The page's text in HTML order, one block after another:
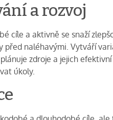
a rozvoj
cíle a aktivně se snaží
před naléhavými. Vytváří
zdroje a jejich
úkoly.